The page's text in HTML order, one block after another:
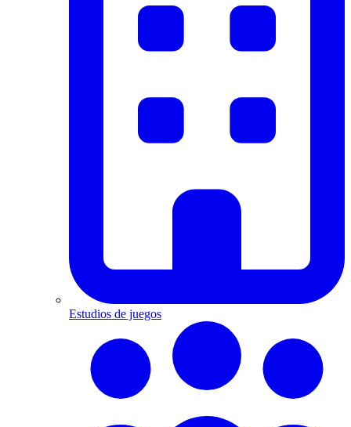
Estudios de juegos